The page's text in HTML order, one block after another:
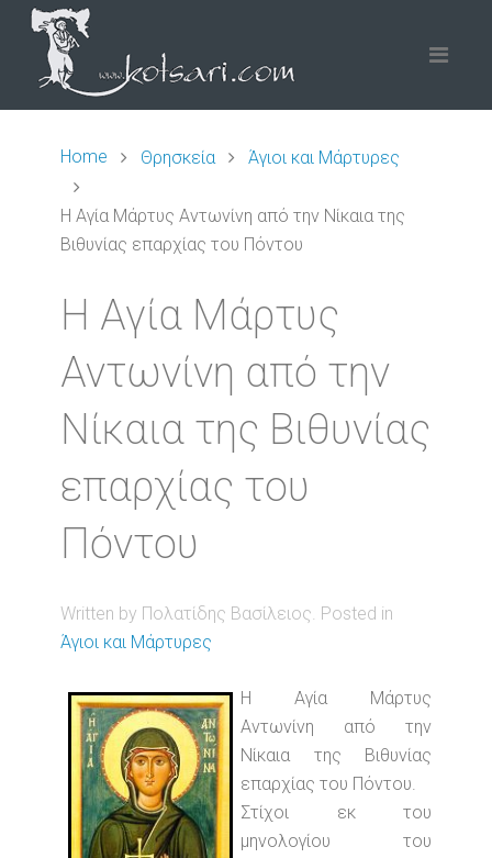
Home Θρησκεία Άγιοι και Μάρτυρες
Η Αγία Μάρτυς Αντωνίνη από την Νίκαια της
Βιθυνίας επαρχίας του Πόντου
Η Αγία Μάρτυς
Αντωνίνη από την
Νίκαια της Βιθυνίας
επαρχίας του
Πόντου
Written by Πολατίδης Βασίλειος. Posted in
Άγιοι και Μάρτυρες
Η Αγία Μάρτυς
Αντωνίνη από την
Νίκαια της Βιθυνίας
επαρχίας του Πόντου.
Στίχοι εκ του
μηνολογίου του